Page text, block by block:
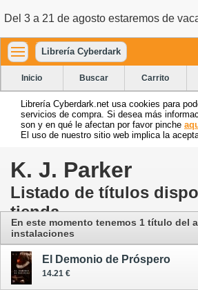
Del 3 a 21 de agosto estaremos de
Librería Cyberdark
Inicio Buscar Carrito
Librería Cyberdark.net usa cookies para
servicios de compra. Si desea más
son y en qué le afectan por favor pinche
El uso de nuestro sitio web implica la
K. J. Parker
Listado de títulos
tienda
En este momento tenemos 1 título del
instalaciones
El Demonio de Próspero
14.21 €